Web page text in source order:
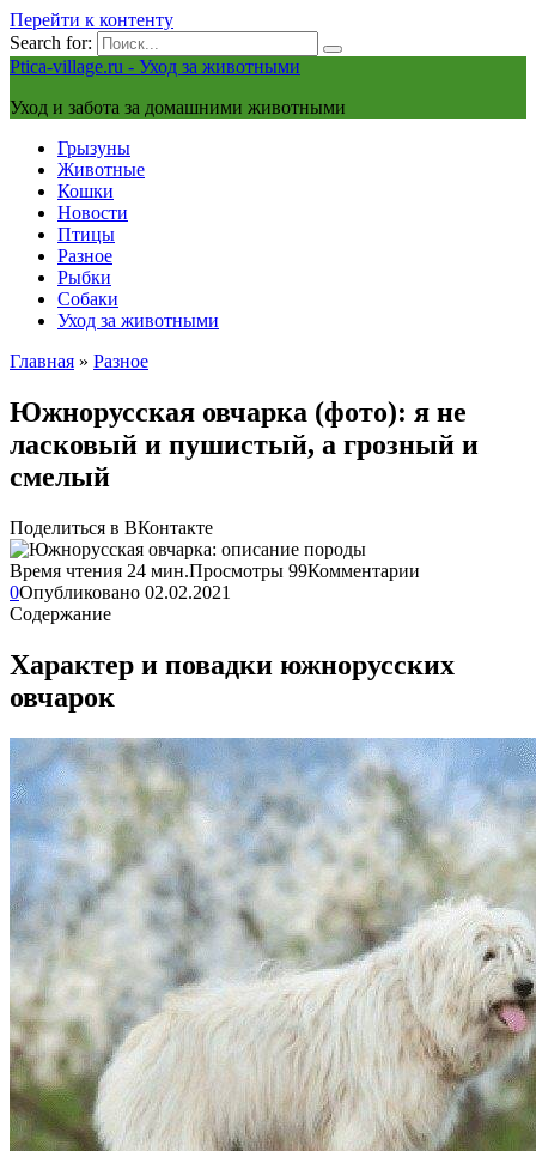
Перейти к контенту
Search for:
Ptica-village.ru - Уход за животными
Уход и забота за домашними животными
Грызуны
Животные
Кошки
Новости
Птицы
Разное
Рыбки
Собаки
Уход за животными
Главная » Разное
Южнорусская овчарка (фото): я не
ласковый и пушистый, а грозный и
смелый
Поделиться в ВКонтакте
Время чтения 24 мин.Просмотры 99Комментарии
0Опубликовано 02.02.2021
Содержание
Характер и повадки южнорусских
овчарок